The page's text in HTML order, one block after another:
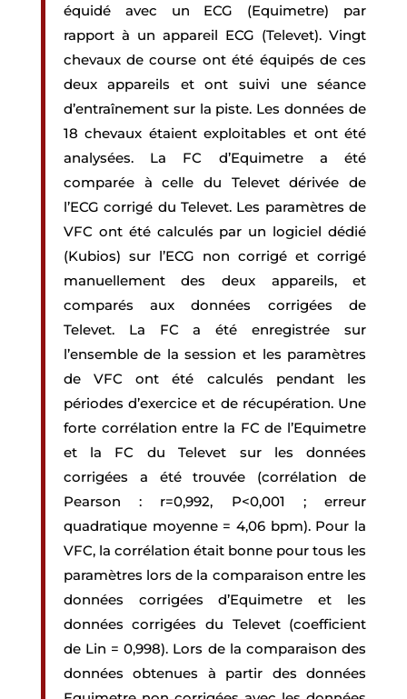
équidé avec un ECG (Equimetre) par
rapport à un appareil ECG (Televet). Vingt
chevaux de course ont été équipés de ces
deux appareils et ont suivi une séance
d’entraînement sur la piste. Les données de
18 chevaux étaient exploitables et ont été
analysées. La FC d’Equimetre a été
comparée à celle du Televet dérivée de
l’ECG corrigé du Televet. Les paramètres de
VFC ont été calculés par un logiciel dédié
(Kubios) sur l’ECG non corrigé et corrigé
manuellement des deux appareils, et
comparés aux données corrigées de
Televet. La FC a été enregistrée sur
l’ensemble de la session et les paramètres
de VFC ont été calculés pendant les
périodes d’exercice et de récupération. Une
forte corrélation entre la FC de l’Equimetre
et la FC du Televet sur les données
corrigées a été trouvée (corrélation de
Pearson : r=0,992, P<0,001 ; erreur
quadratique moyenne = 4,06 bpm). Pour la
VFC, la corrélation était bonne pour tous les
paramètres lors de la comparaison entre les
données corrigées d’Equimetre et les
données corrigées du Televet (coefficient
de Lin = 0,998). Lors de la comparaison des
données obtenues à partir des données